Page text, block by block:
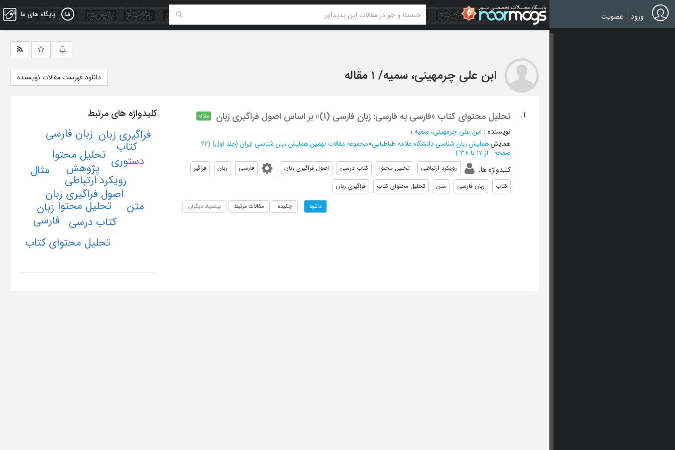
Skip
to
main
پایگاه های ما ورود عضویت
ابن علی چرمهینی، سمیه/ 1 مقاله دانلود فهرست مقالات نویسنده
1. تحلیل محتوای کتاب «فارسی به فارسی: زبان فارسی (1)» بر اساس اصول فراگیری زبان مقاله
نویسنده : ابن علی چرمهینی، سمیه؛
همایش:همایش زبان شناسی دانشگاه علامه طباطبایی»مجموعه مقالات نهمین همایش زبان شناسی ایران (جلد اول) (‎22
صفحه - از 17 تا 38 )
کلیدواژه ها: رویکرد ارتباطی تحلیل محتوا کتاب درسی اصول فراگیری زبان فارسی زبان
فراگیر
کتاب
زبان فارسی متن تحلیل محتوای کتاب فراگیری زبان
دانلود چکیده مقالات مرتبط پیشنهاد دیگران
کلیدواژه های مرتبط
اصول فراگیری زبان
تحلیل محتوا
رویکرد ارتباطی
کتاب درسی
پژوهش
تحلیل محتوا
تحلیل محتوای کتاب
دستوری
زبان
زبان فارسی
فارسی
فراگیری زبان
متن
مثال
کتاب